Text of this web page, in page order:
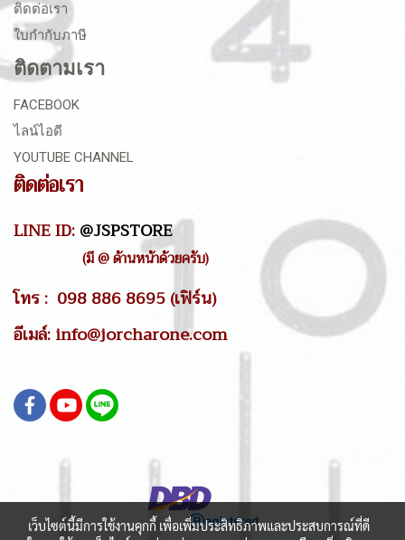
ติดต่อเรา
ใบกำกับภาษี
ติดตามเรา
FACEBOOK
ไลน์ไอดี
YOUTUBE CHANNEL
ติดต่อเรา
LINE ID:@JSPSTORE
(มี @ ด้านหน้าด้วยครับ)
โทร : 098 886 8695 (เฟิร์น)
อีเมล์: info@jorcharone.com
เว็บไซต์นี้มีการใช้งานคุกกี้ เพื่อเพิ่มประสิทธิภาพและประสบการณ์ที่ดี